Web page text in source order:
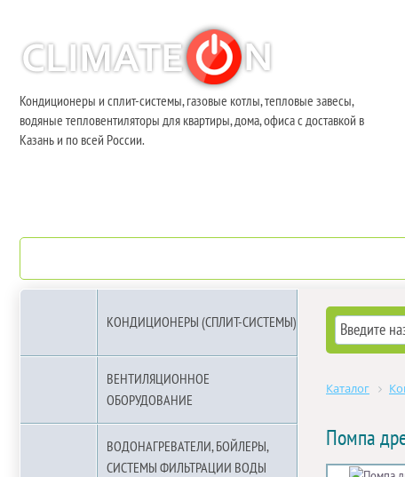
Кондиционеры и сплит-системы, газовые котлы, тепловые завесы,
водяные тепловентиляторы для квартиры, дома, офиса с доставкой в
Казань и по всей России.
КОНДИЦИОНЕРЫ (СПЛИТ-СИСТЕМЫ)
ВЕНТИЛЯЦИОННОЕ
ОБОРУДОВАНИЕ
ВОДОНАГРЕВАТЕЛИ, БОЙЛЕРЫ,
СИСТЕМЫ ФИЛЬТРАЦИИ ВОДЫ
Каталог
Помпа